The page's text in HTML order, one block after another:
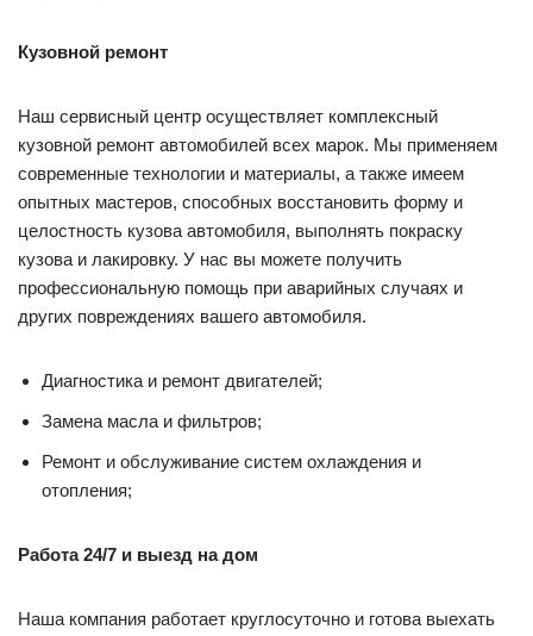
Кузовной ремонт
Наш сервисный центр осуществляет комплексный
кузовной ремонт автомобилей всех марок. Мы применяем
современные технологии и материалы, а также имеем
опытных мастеров, способных восстановить форму и
целостность кузова автомобиля, выполнять покраску
кузова и лакировку. У нас вы можете получить
профессиональную помощь при аварийных случаях и
других повреждениях вашего автомобиля.
Диагностика и ремонт двигателей;
Замена масла и фильтров;
Ремонт и обслуживание систем охлаждения и
отопления;
Работа 24/7 и выезд на дом
Наша компания работает круглосуточно и готова выехать